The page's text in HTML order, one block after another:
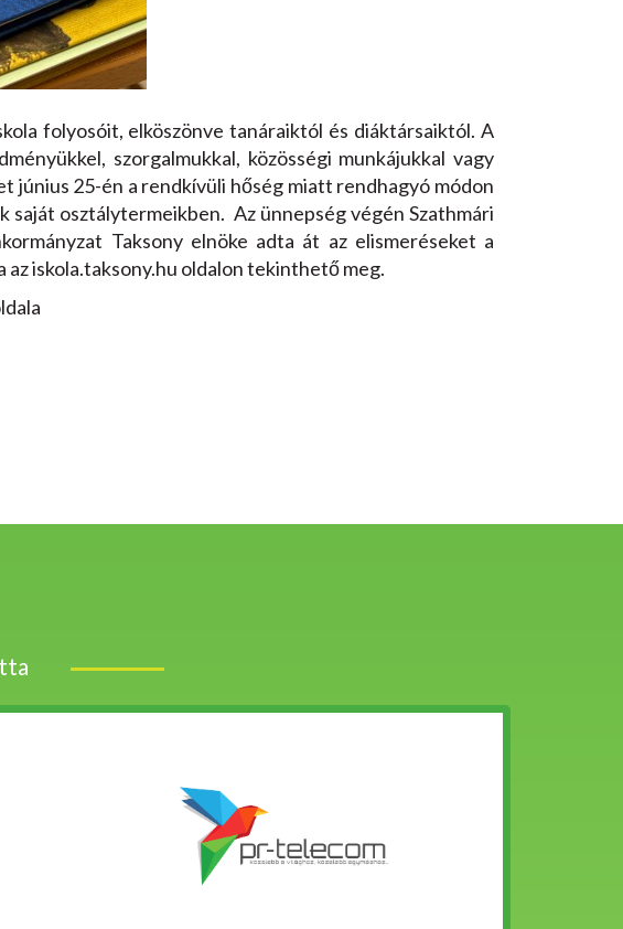
folyosóit, elköszönve tanáraiktól és diáktársaiktól. A
szorgalmukkal, közösségi munkájukkal vagy
25-én a rendkívüli hőség miatt rendhagyó módon
osztálytermeikben. Az ünnepség végén Szathmári
Taksony elnöke adta át az elismeréseket a
iskola.taksony.hu oldalon tekinthető meg.